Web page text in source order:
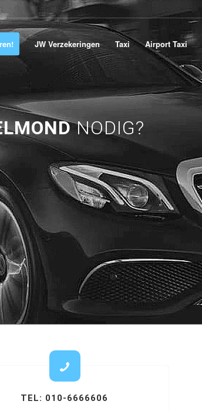
JW Verzekeringen Taxi Airport Taxi
NODIG?
TEL: 010-6666606